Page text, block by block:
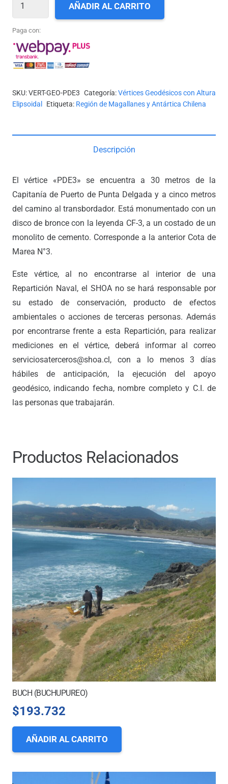
DE
PUERTO
DE
PUNTA
cantidad
AÑADIR AL CARRITO
Paga con:
SKU:VERT-GEO-PDE3 Categoría:Vértices Geodésicos con Altura
Elipsoidal
Etiqueta: Región de Magallanes y Antártica Chilena
Descripción
El vértice «PDE3» se encuentra a 30 metros de la
Capitanía de Puerto de Punta Delgada y a cinco metros
del camino al transbordador. Está monumentado con un
disco de bronce con la leyenda CF-3, a un costado de un
monolito de cemento. Corresponde a la anterior Cota de
Marea N°3.
Este vértice, al no encontrarse al interior de una
Repartición Naval, el SHOA no se hará responsable por
su estado de conservación, producto de efectos
ambientales o acciones de terceras personas. Además
por encontrarse frente a esta Repartición, para realizar
mediciones en el vértice, deberá informar al correo
serviciosaterceros@shoa.cl, con a lo menos 3 días
hábiles de anticipación, la ejecución del apoyo
geodésico, indicando fecha, nombre completo y C.I. de
las personas que trabajarán.
Productos Relacionados
BUCH (BUCHUPUREO)
$193.732
AÑADIR AL CARRITO